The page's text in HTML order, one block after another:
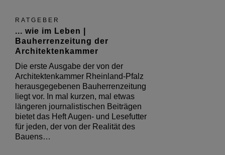
RATGEBER
... wie im Leben |
Bauherrenzeitung der
Architektenkammer
Die erste Ausgabe der von der
Architektenkammer Rheinland-Pfalz
herausgegebenen Bauherrenzeitung
liegt vor. In mal kurzen, mal etwas
längeren journalistischen Beiträgen
bietet das Heft Augen- und Lesefutter
für jeden, der von der Realität des
Bauens…